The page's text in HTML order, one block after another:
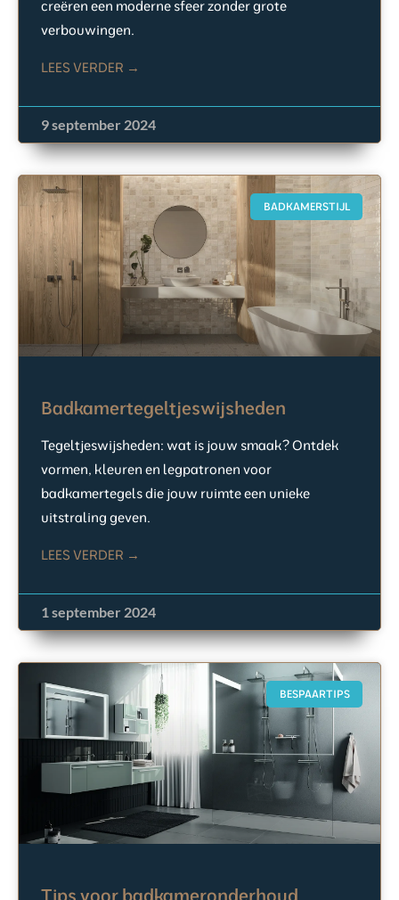
creëren een moderne sfeer zonder grote
verbouwingen.
LEES VERDER →
9 september 2024
BADKAMERSTIJL
Badkamertegeltjeswijsheden
Tegeltjeswijsheden: wat is jouw smaak? Ontdek
vormen, kleuren en legpatronen voor
badkamertegels die jouw ruimte een unieke
uitstraling geven.
LEES VERDER →
1 september 2024
BESPAARTIPS
Tips voor badkameronderhoud